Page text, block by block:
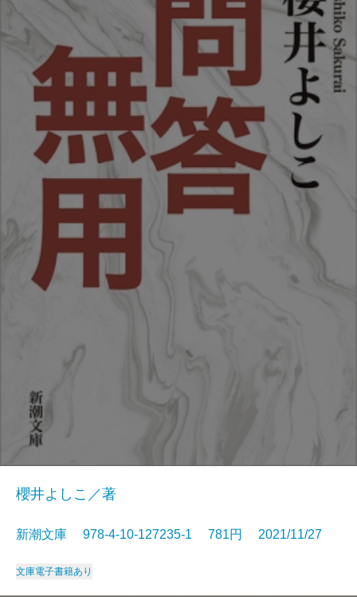
櫻井よしこ／著
新潮文庫 978-4-10-127235-1 781円 2021/11/27
文庫電子書籍あり